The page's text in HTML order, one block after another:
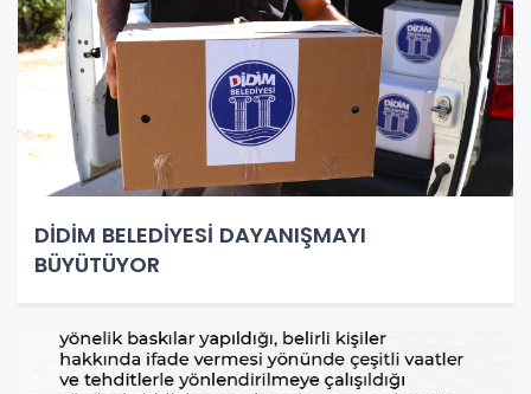
DİDİM BELEDİYESİ DAYANIŞMAYI
BÜYÜTÜYOR